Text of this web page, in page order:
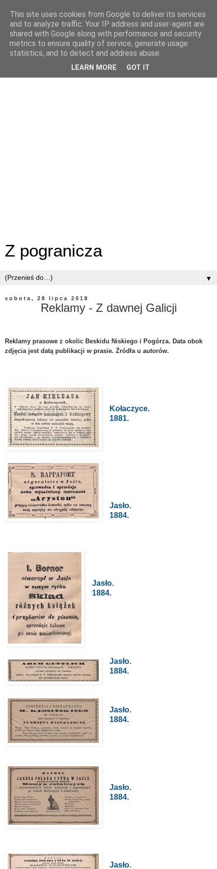
Z pogranicza
▼
sobota, 28 lipca 2018
Reklamy - Z dawnej Galicji
Reklamy prasowe z okolic Beskidu Niskiego i Pogórza. Data obok
zdjęcia jest datą publikacji w prasie. Źródła u autorów.
Kołaczyce.
1881.
Jasło.
1884.
Jasło.
1884.
Jasło.
1884.
Jasło.
1884.
Jasło.
1884.
Jasło.
This site uses cookies from Google to deliver its services
and to analyze traffic. Your IP address and user-agent are
shared with Google along with performance and security
metrics to ensure quality of service, generate usage
statistics, and to detect and address abuse.
LEARN MORE GOT IT